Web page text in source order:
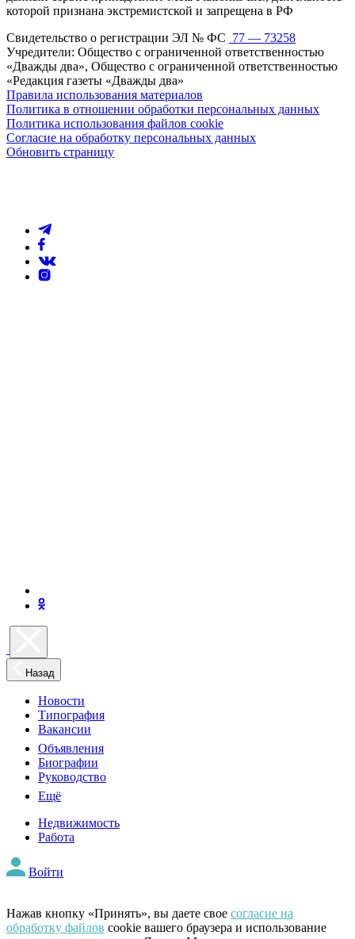
которой признана экстремистской и запрещена в РФ
Свидетельство о регистрации ЭЛ № ФС 77 — 73258
Учредители: Общество с ограниченной ответственностью
«Дважды два», Общество с ограниченной ответственностью
«Редакция газеты «Дважды два»
Правила использования материалов
Политика в отношении обработки персональных данных
Политика использования файлов cookie
Согласие на обработку персональных данных
Обновить страницу
Назад
Новости
Типография
Вакансии
Объявления
Биографии
Руководство
Ещё
Недвижимость
Работа
Войти
Нажав кнопку «Принять», вы даете свое согласие на
обработку файлов cookie вашего браузера и использование